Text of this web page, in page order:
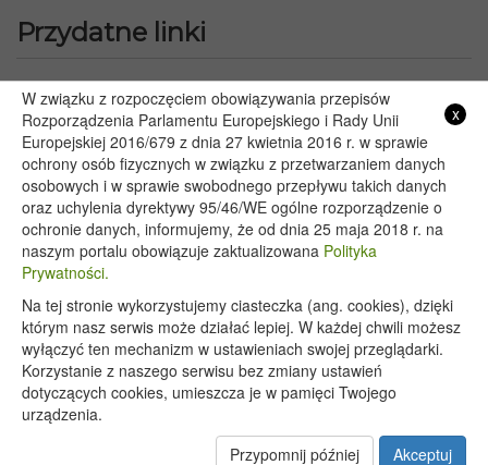
Przydatne linki
Starostwo Powiatowe we Włodawie
Lubelski Urząd Wojewódzki w Lublinie
Urząd Marszałkowski Województwa Lubelskiego w Lublinie
Serwis Rzeczypospolitej Polskiej
PGE – Planowane wyłączenia prądu
Poczta E-mail
Copyright 2020@ - Urząd Gminy Wyryki
x
W związku z rozpoczęciem obowiązywania przepisów
Rozporządzenia Parlamentu Europejskiego i Rady Unii
Europejskiej 2016/679 z dnia 27 kwietnia 2016 r. w sprawie
ochrony osób fizycznych w związku z przetwarzaniem danych
osobowych i w sprawie swobodnego przepływu takich danych
oraz uchylenia dyrektywy 95/46/WE ogólne rozporządzenie o
ochronie danych, informujemy, że od dnia 25 maja 2018 r. na
naszym portalu obowiązuje zaktualizowana Polityka
Prywatności.
Na tej stronie wykorzystujemy ciasteczka (ang. cookies), dzięki
którym nasz serwis może działać lepiej. W każdej chwili możesz
wyłączyć ten mechanizm w ustawieniach swojej przeglądarki.
Korzystanie z naszego serwisu bez zmiany ustawień
dotyczących cookies, umieszcza je w pamięci Twojego
urządzenia.
Akceptuj
Przypomnij później